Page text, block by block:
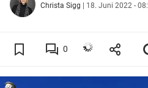
Christa Sigg | 18. Juni 2022 -
0